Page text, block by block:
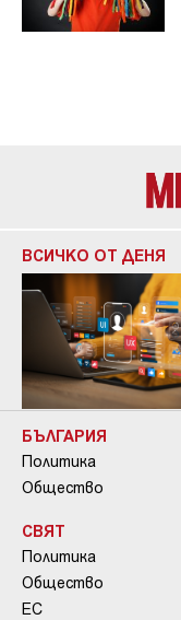
ВСИЧКО ОТ ДЕНЯ
БЪЛГАРИЯ
Политика
Общество
СВЯТ
Политика
Общество
ЕС